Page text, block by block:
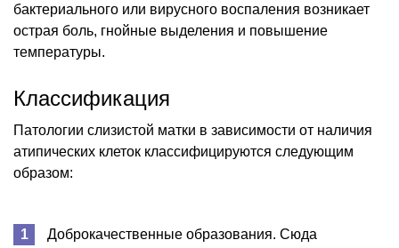
бактериального или вирусного воспаления возникает
острая боль, гнойные выделения и повышение
температуры.
Классификация
Патологии слизистой матки в зависимости от наличия
атипических клеток классифицируются следующим
образом:
Доброкачественные образования. Сюда